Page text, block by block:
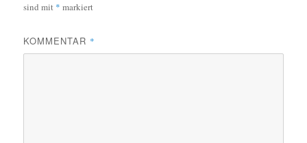
sind mit * markiert
KOMMENTAR *